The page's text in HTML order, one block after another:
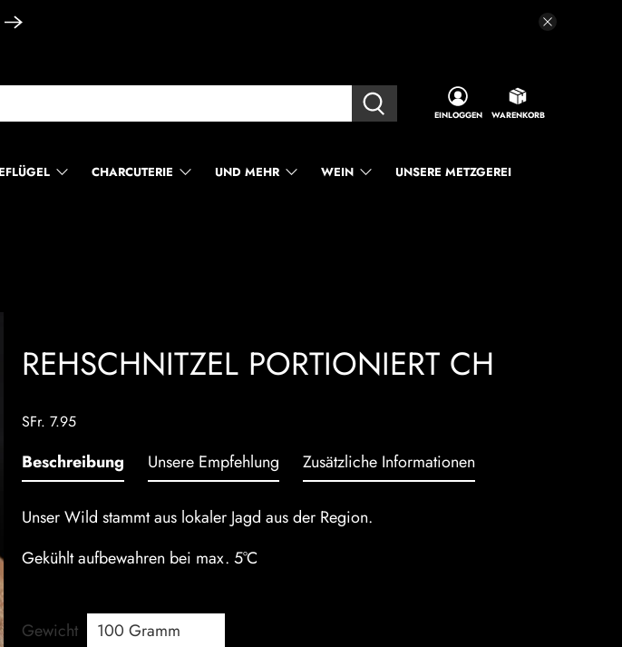
EINLOGGEN WARENKORB
CHARCUTERIE UND MEHR WEIN UNSERE METZGEREI
REHSCHNITZEL PORTIONIERT CH
SFr. 7.95
Beschreibung
Unser Wild stammt aus lokaler Jagd aus der Region.
Gekühlt aufbewahren bei max. 5°C
Unsere Empfehlung Zusätzliche Informationen
Gewicht